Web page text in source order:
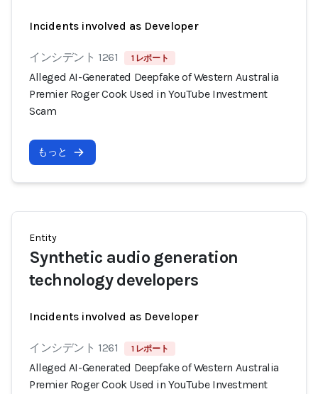
Incidents involved as Developer
インシデント 1261 1 レポート
Alleged AI-Generated Deepfake of Western Australia
Premier Roger Cook Used in YouTube Investment
Scam
もっと
Entity
Synthetic audio generation
technology developers
Incidents involved as Developer
インシデント 1261 1 レポート
Alleged AI-Generated Deepfake of Western Australia
Premier Roger Cook Used in YouTube Investment